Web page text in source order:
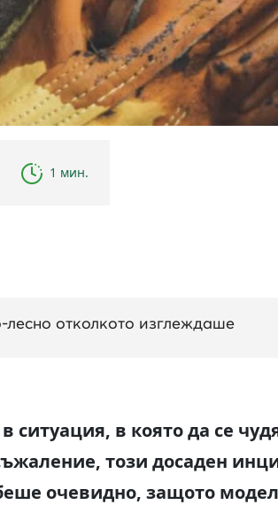
1 мин.
отколкото изглеждаше
в която да се
този досаден
очевидно, защото